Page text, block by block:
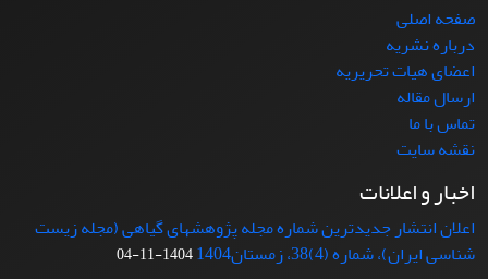
صفحه اصلی
درباره نشریه
اعضای هیات تحریریه
ارسال مقاله
تماس با ما
نقشه سایت
اخبار و اعلانات
اعلان انتشار جدیدترین شماره مجله پژوهشهای گیاهی (مجله زیست
شناسی ایران)، شماره (4)38، زمستان1404
1404-11-04